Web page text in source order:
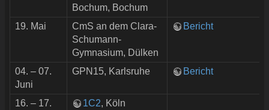
Bochum, Bochum
19. Mai
CmS an dem Clara-
Schumann-
Gymnasium, Dülken
Bericht
04. – 07.
Juni
GPN15, Karlsruhe Bericht
16. – 17.
1C2, Köln